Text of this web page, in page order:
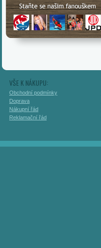
VŠE K NÁKUPU:
Obchodní podmínky
Doprava
Nákupní řád
Reklamační řád